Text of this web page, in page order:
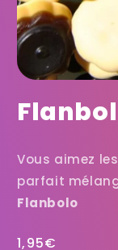
Vous aimez
parfait
Flanbolo
Prix
1,95€